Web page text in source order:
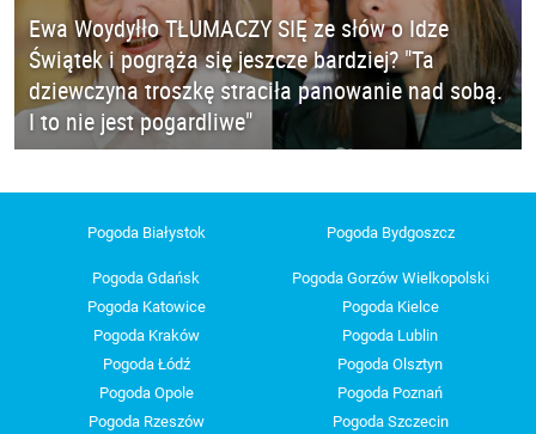
Ewa Woydyłło TŁUMACZY SIĘ ze słów o Idze
Świątek i pogrąża się jeszcze bardziej? "Ta
dziewczyna troszkę straciła panowanie nad sobą.
I to nie jest pogardliwe"
Pogoda Białystok Pogoda Bydgoszcz
Pogoda Gdańsk
Pogoda Gorzów Wielkopolski
Pogoda Katowice
Pogoda Kielce
Pogoda Kraków
Pogoda Lublin
Pogoda Łódź
Pogoda Olsztyn
Pogoda Opole
Pogoda Poznań
Pogoda Rzeszów
Pogoda Szczecin